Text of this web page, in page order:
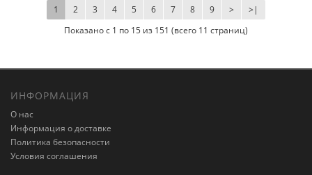
1 2 3 4 5 6 7 8 9 > >|
Показано с 1 по 15 из 151 (всего 11 страниц)
ИНФОРМАЦИЯ
О нас
Информация о доставке
Политика безопасности
Условия соглашения